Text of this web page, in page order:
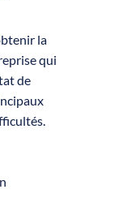
la
qui
de